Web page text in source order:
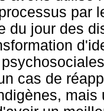
par
du jour des
cas de